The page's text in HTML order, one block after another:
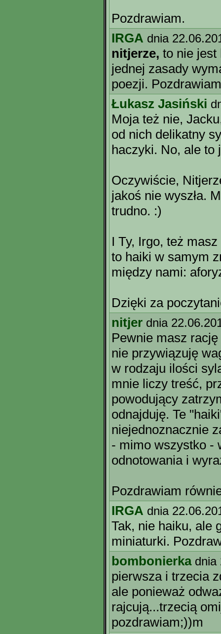
Pozdrawiam.
IRGA dnia
nitjerze, to nie jest
jednej zasady
poezji.
Łukasz Jasiński
Moja też nie,
od nich delikatny
haczyki. No, ale to
Oczywiście,
jakoś nie wyszła.
trudno. :)
I Ty, Irgo, też
to haiki w samym
między nami:
Dzięki za
nitjer dnia
Pewnie masz rację
nie przywiązuję
w rodzaju ilości
mnie liczy treść,
powodujący
odnajduję. Te
niejednoznacznie
- mimo wszystko -
odnotowania i
Pozdrawiam
IRGA dnia
Tak, nie haiku, ale
miniaturki.
bombonierka dnia
pierwsza i trzecia
ale ponieważ
rajcują...trzecią
pozdrawiam;))m